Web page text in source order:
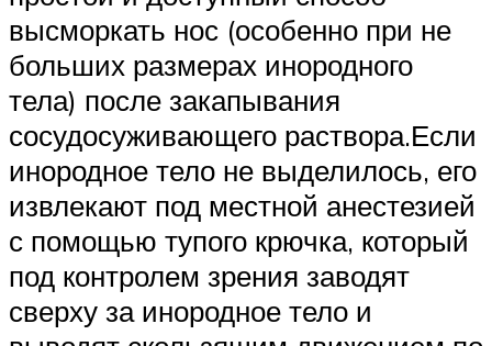
высморкать нос (особенно при не
больших размерах инородного
тела) после закапывания
сосудосуживающего раствора.Если
инородное тело не выделилось, его
извлекают под местной анестезией
с помощью тупого крючка, который
под контролем зрения заводят
сверху за инородное тело и